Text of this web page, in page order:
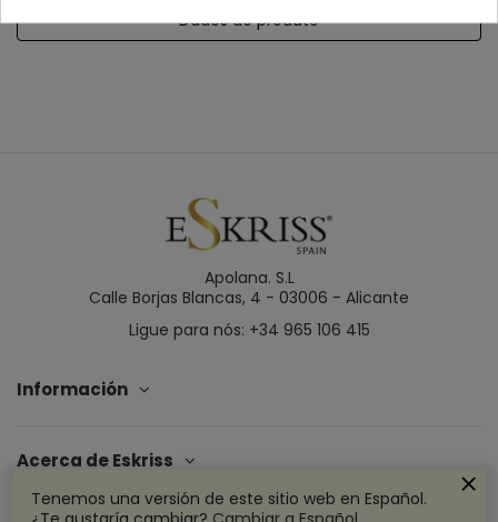
Dados do produto
Apolana. S.L
Calle Borjas Blancas, 4 - 03006 - Alicante
Ligue para nós: +34 965 106 415
Información
Acerca de Eskriss
Tenemos una versión de este sitio web en Español.